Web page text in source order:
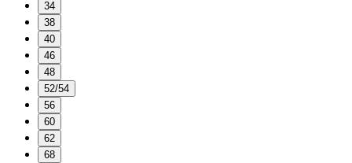
34
38
40
46
48
52/54
56
60
62
68